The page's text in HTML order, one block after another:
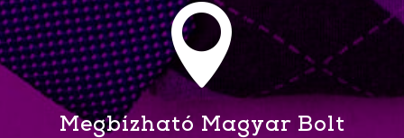

Megbízható Magyar Bolt